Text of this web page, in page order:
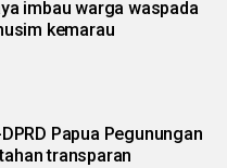
imbau warga waspada
kemarau
Papua Pegunungan
transparan